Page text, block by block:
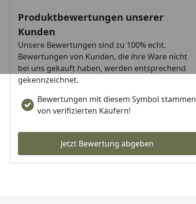
Produktbewertungen unserer
Kunden
Unsere Bewertungen sind zu 100% echt.
Bewertungen von Kunden, die ihre Ware nicht
bei uns gekauft haben, werden entsprechend
gekennzeichnet.
Bewertungen mit diesem Symbol stammen
von verifizierten Käufern!
Jetzt Bewertung abgeben